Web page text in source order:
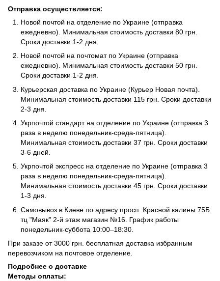
Отправка осуществляется:
Новой почтой на отделение по Украине (отправка
ежедневно). Минимальная стоимость доставки 80 грн.
Сроки доставки 1-2 дня.
Новой почтой на почтомат по Украине (отправка
ежедневно). Минимальная стоимость доставки 50 грн.
Сроки доставки 1-2 дня.
Курьерская доставка по Украине (Курьер Новая почта).
Минимальная стоимость доставки 115 грн. Сроки доставки
2-3 дня.
Укрпочтой стандарт на отделение по Украине (отправка 3
раза в неделю понедельник-среда-пятница).
Минимальная стоимость доставки 37 грн. Сроки доставки
3-6 дней.
Укрпочтой экспресс на отделение по Украине (отправка 3
раза в неделю понедельник-среда-пятница).
Минимальная стоимость доставки 45 грн. Сроки доставки
1-3 дня.
Самовывоз в Киеве по адресу просп. Красной калины 75Б
тц "Маяк" 2-й этаж магазин №16. График работы
понедельник-суббота 10:00–18:30.
При заказе от 3000 грн. бесплатная доставка избранным
перевозчиком на почтовое отделение.
Подробнее о доставке
Методы оплаты: